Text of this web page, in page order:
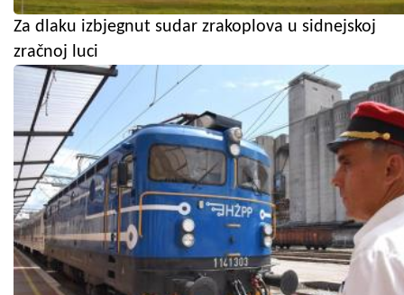
Za dlaku izbjegnut sudar zrakoplova u sidnejskoj
zračnoj luci